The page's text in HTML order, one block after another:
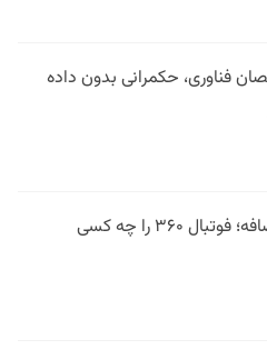
فناوری، حکمرانی بدون داده
فیلتر در وقت اضافه؛ فوتبال ۳۶۰ را چه کسی